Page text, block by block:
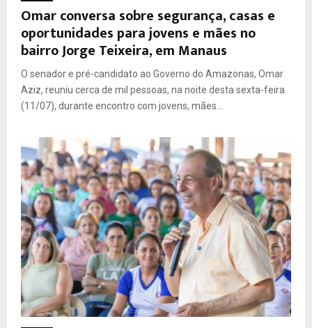
Omar conversa sobre segurança, casas e
oportunidades para jovens e mães no
bairro Jorge Teixeira, em Manaus
O senador e pré-candidato ao Governo do Amazonas, Omar
Aziz, reuniu cerca de mil pessoas, na noite desta sexta-feira
(11/07), durante encontro com jovens, mães...